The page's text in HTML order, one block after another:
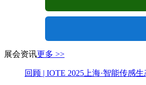
展会资讯更多 >>
回顾 | IOTE 2025上海·智能传感